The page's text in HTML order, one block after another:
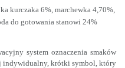
kurczaka 6%, marchewka 4,70%,
do gotowania stanowi 24%
system oznaczenia smaków
indywidualny, krótki symbol, który